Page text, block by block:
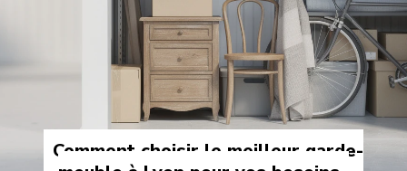
Comment choisir le meilleur garde-